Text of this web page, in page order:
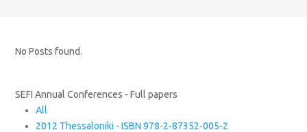
No Posts found.
SEFI Annual Conferences - Full papers
All
2012 Thessaloniki - ISBN 978-2-87352-005-2